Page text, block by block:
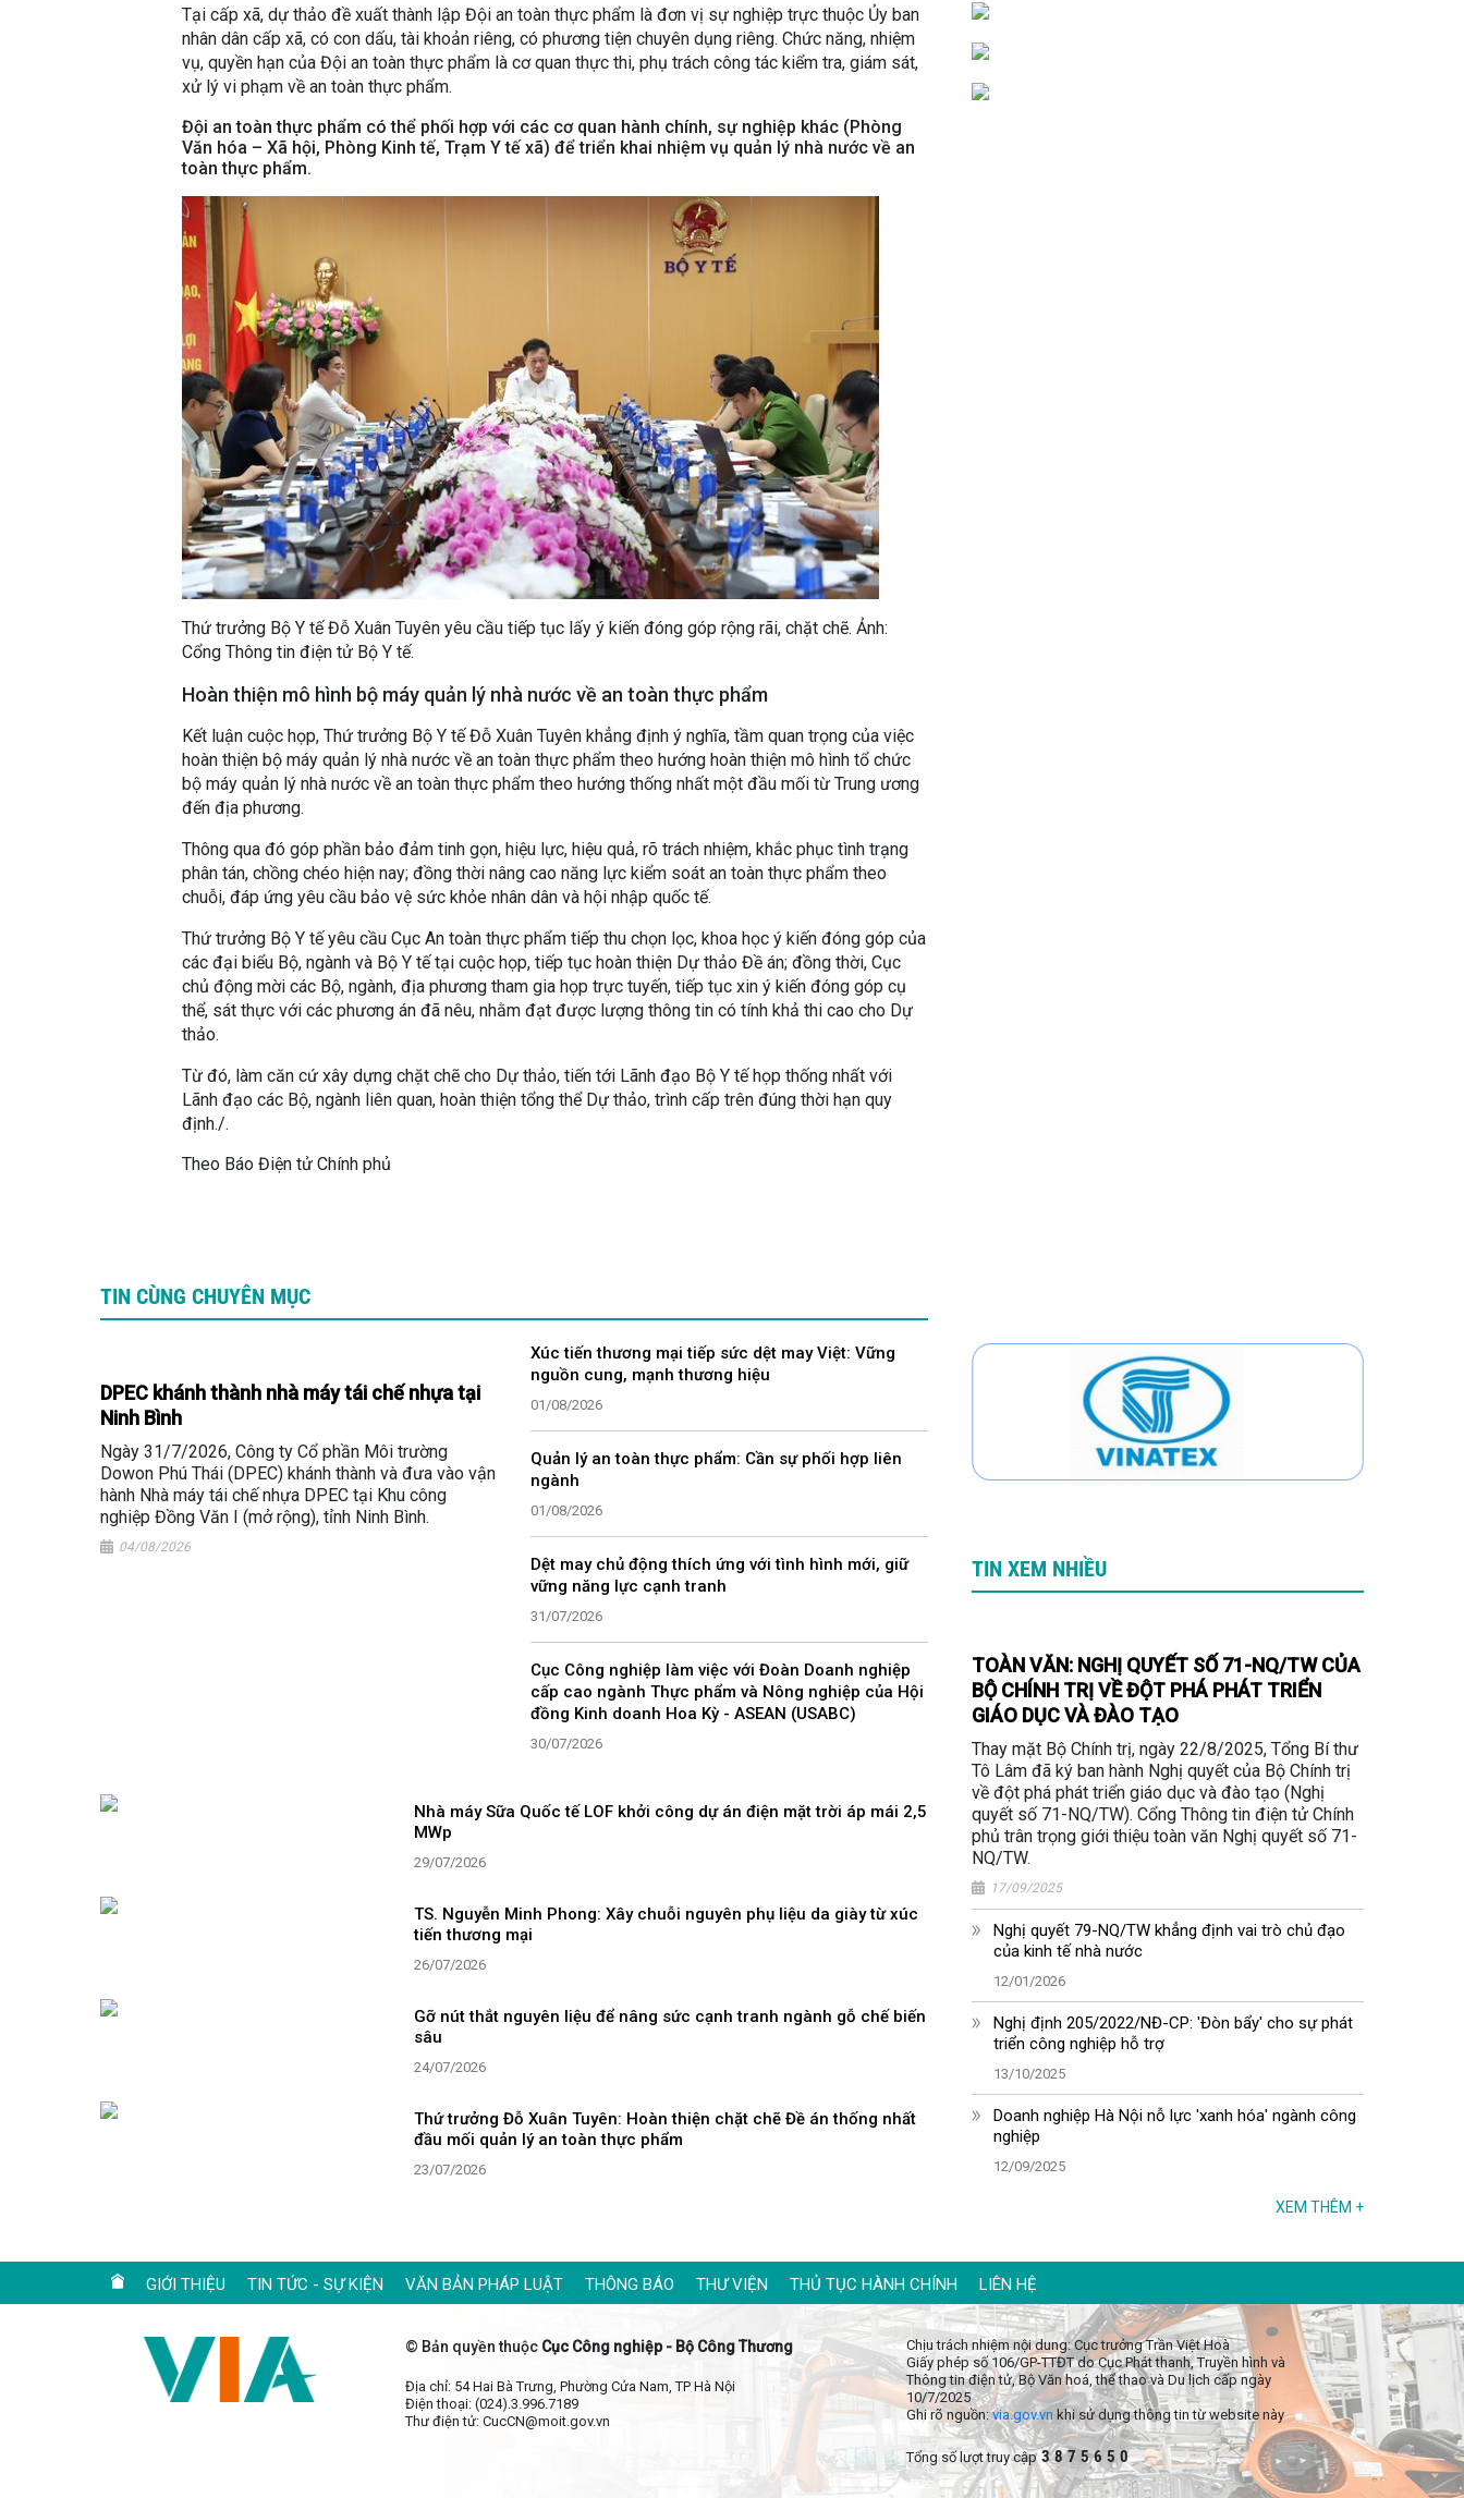
Tại cấp xã, dự thảo đề xuất thành lập Đội an toàn thực phẩm là đơn vị sự nghiệp trực thuộc Ủy ban
nhân dân cấp xã, có con dấu, tài khoản riêng, có phương tiện chuyên dụng riêng. Chức năng, nhiệm
vụ, quyền hạn của Đội an toàn thực phẩm là cơ quan thực thi, phụ trách công tác kiểm tra, giám sát,
xử lý vi phạm về an toàn thực phẩm.
Đội an toàn thực phẩm có thể phối hợp với các cơ quan hành chính, sự nghiệp khác (Phòng
Văn hóa – Xã hội, Phòng Kinh tế, Trạm Y tế xã) để triển khai nhiệm vụ quản lý nhà nước về an
toàn thực phẩm.
Thứ trưởng Bộ Y tế Đỗ Xuân Tuyên yêu cầu tiếp tục lấy ý kiến đóng góp rộng rãi, chặt chẽ. Ảnh:
Cổng Thông tin điện tử Bộ Y tế.
Hoàn thiện mô hình bộ máy quản lý nhà nước về an toàn thực phẩm
Kết luận cuộc họp, Thứ trưởng Bộ Y tế Đỗ Xuân Tuyên khẳng định ý nghĩa, tầm quan trọng của việc
hoàn thiện bộ máy quản lý nhà nước về an toàn thực phẩm theo hướng hoàn thiện mô hình tổ chức
bộ máy quản lý nhà nước về an toàn thực phẩm theo hướng thống nhất một đầu mối từ Trung ương
đến địa phương.
Thông qua đó góp phần bảo đảm tinh gọn, hiệu lực, hiệu quả, rõ trách nhiệm, khắc phục tình trạng
phân tán, chồng chéo hiện nay; đồng thời nâng cao năng lực kiểm soát an toàn thực phẩm theo
chuỗi, đáp ứng yêu cầu bảo vệ sức khỏe nhân dân và hội nhập quốc tế.
Thứ trưởng Bộ Y tế yêu cầu Cục An toàn thực phẩm tiếp thu chọn lọc, khoa học ý kiến đóng góp của
các đại biểu Bộ, ngành và Bộ Y tế tại cuộc họp, tiếp tục hoàn thiện Dự thảo Đề án; đồng thời, Cục
chủ động mời các Bộ, ngành, địa phương tham gia họp trực tuyến, tiếp tục xin ý kiến đóng góp cụ
thể, sát thực với các phương án đã nêu, nhằm đạt được lượng thông tin có tính khả thi cao cho Dự
thảo.
Từ đó, làm căn cứ xây dựng chặt chẽ cho Dự thảo, tiến tới Lãnh đạo Bộ Y tế họp thống nhất với
Lãnh đạo các Bộ, ngành liên quan, hoàn thiện tổng thể Dự thảo, trình cấp trên đúng thời hạn quy
định./.
Theo Báo Điện tử Chính phủ
TIN CÙNG CHUYÊN MỤC
DPEC khánh thành nhà máy tái chế nhựa tại
Ninh Bình
Ngày 31/7/2026, Công ty Cổ phần Môi trường
Dowon Phú Thái (DPEC) khánh thành và đưa vào vận
hành Nhà máy tái chế nhựa DPEC tại Khu công
nghiệp Đồng Văn I (mở rộng), tỉnh Ninh Bình.
04/08/2026
Xúc tiến thương mại tiếp sức dệt may Việt: Vững
nguồn cung, mạnh thương hiệu
01/08/2026
Quản lý an toàn thực phẩm: Cần sự phối hợp liên
ngành
01/08/2026
Dệt may chủ động thích ứng với tình hình mới, giữ
vững năng lực cạnh tranh
31/07/2026
Cục Công nghiệp làm việc với Đoàn Doanh nghiệp
cấp cao ngành Thực phẩm và Nông nghiệp của Hội
đồng Kinh doanh Hoa Kỳ - ASEAN (USABC)
30/07/2026
Nhà máy Sữa Quốc tế LOF khởi công dự án điện mặt trời áp mái 2,5
MWp
29/07/2026
TS. Nguyễn Minh Phong: Xây chuỗi nguyên phụ liệu da giày từ xúc
tiến thương mại
26/07/2026
Gỡ nút thắt nguyên liệu để nâng sức cạnh tranh ngành gỗ chế biến
sâu
24/07/2026
Thứ trưởng Đỗ Xuân Tuyên: Hoàn thiện chặt chẽ Đề án thống nhất
đầu mối quản lý an toàn thực phẩm
23/07/2026
TIN XEM NHIỀU
TOÀN VĂN: NGHỊ QUYẾT SỐ 71-NQ/TW CỦA
BỘ CHÍNH TRỊ VỀ ĐỘT PHÁ PHÁT TRIỂN
GIÁO DỤC VÀ ĐÀO TẠO
Thay mặt Bộ Chính trị, ngày 22/8/2025, Tổng Bí thư
Tô Lâm đã ký ban hành Nghị quyết của Bộ Chính trị
về đột phá phát triển giáo dục và đào tạo (Nghị
quyết số 71-NQ/TW). Cổng Thông tin điện tử Chính
phủ trân trọng giới thiệu toàn văn Nghị quyết số 71-
NQ/TW.
17/09/2025
Nghị quyết 79-NQ/TW khẳng định vai trò chủ đạo
của kinh tế nhà nước
12/01/2026
Nghị định 205/2022/NĐ-CP: 'Đòn bẩy' cho sự phát
triển công nghiệp hỗ trợ
13/10/2025
Doanh nghiệp Hà Nội nỗ lực 'xanh hóa' ngành công
nghiệp
12/09/2025
XEM THÊM +
GIỚI THIỆU TIN TỨC - SỰ KIỆN VĂN BẢN PHÁP LUẬT THÔNG BÁO THƯ VIỆN THỦ TỤC HÀNH CHÍNH LIÊN HỆ
© Bản quyền thuộc Cục Công nghiệp - Bộ Công Thương
Địa chỉ: 54 Hai Bà Trưng, Phường Cửa Nam, TP Hà Nội
Điện thoại: (024).3.996.7189
Thư điện tử: CucCN@moit.gov.vn
Chịu trách nhiệm nội dung: Cục trưởng Trần Việt Hoà
Giấy phép số 106/GP-TTĐT do Cục Phát thanh, Truyền hình và
Thông tin điện tử, Bộ Văn hoá, thể thao và Du lịch cấp ngày
10/7/2025
Ghi rõ nguồn:via.gov.vn khi sử dụng thông tin từ website này
Tổng số lượt truy cập 3 8 7 5 6 5 0